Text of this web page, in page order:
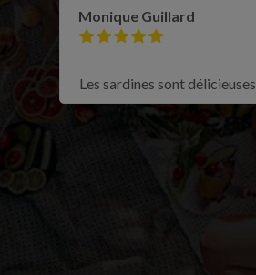
Monique Guillard
Les sardines sont délicieuses